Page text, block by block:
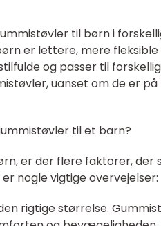
til børn i
er lettere, mere
og passer til
uanset om de er
til et barn?
er der flere faktorer, der
nogle vigtige overvejelser:
rigtige størrelse.